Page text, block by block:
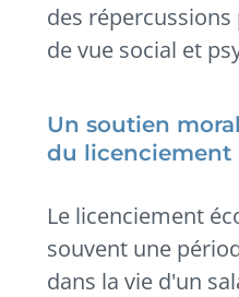
des
de vue social et
Un soutien
du licenciement
Le licenciement
souvent une
dans la vie d'un